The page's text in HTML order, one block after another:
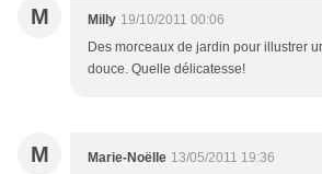
M Milly 19/10/2011 00:06
Des morceaux de jardin pour illustrer
douce. Quelle délicatesse!
M Marie-Noëlle 13/05/2011 19:36